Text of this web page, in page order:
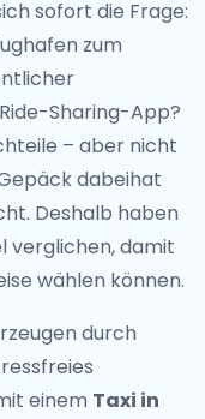
sofort die Frage:
zum
Sharing-App?
– aber nicht
dabeihat
Deshalb haben
verglichen, damit
wählen können.
durch
einem Taxi in